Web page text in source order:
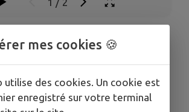
"LA BOUGERIE"
située au 15, rue de Toul,
2005 par la CCMM et une
mes cookies 🍪
utilise des cookies. Un cookie est
enregistré sur votre terminal